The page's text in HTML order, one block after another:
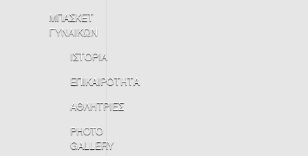
ΜΠΑΣΚΕΤ
ΓΥΝΑΙΚΩΝ
ΙΣΤΟΡΙΑ
ΕΠΙΚΑΙΡΟΤΗΤΑ
ΑΘΛΗΤΡΙΕΣ
PHOTO
GALLERY